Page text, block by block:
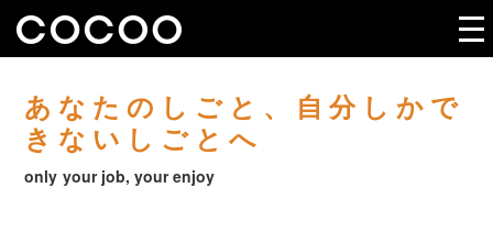
あなたのしごと、自分しかで
きないしごとへ
only your job, your enjoy